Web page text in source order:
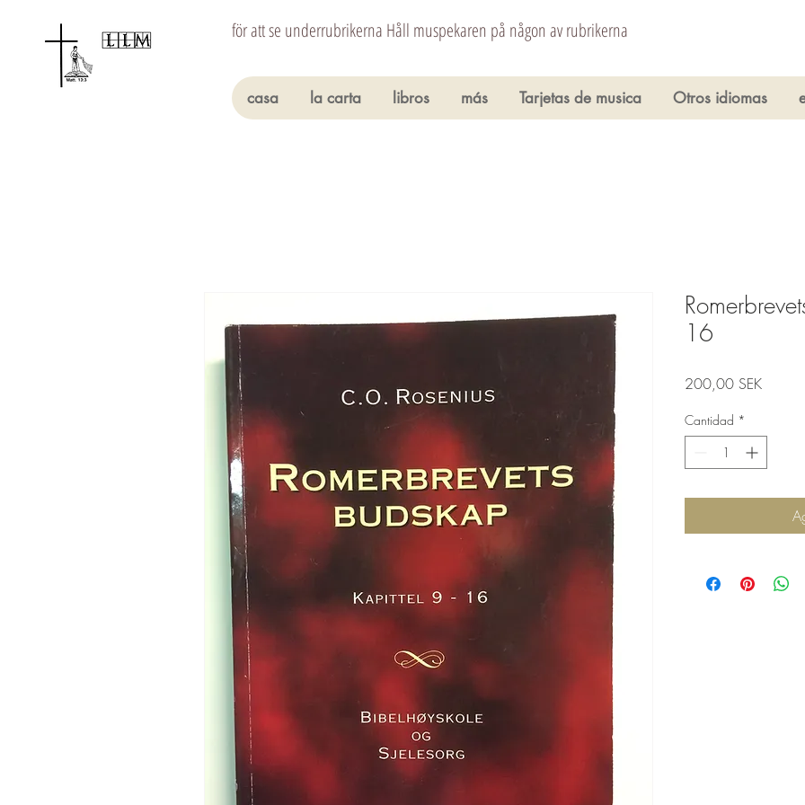
för att se underrubrikerna Håll muspekaren på någon av rubrikerna
casa la carta libros más Tarjetas de musica Otros idiomas
16
200,00 SEKPrecio
Cantidad *